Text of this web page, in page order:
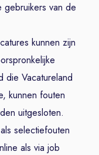
van de
kunnen zijn
die Vacatureland
kunnen fouten
uitgesloten.
selectiefouten
als via job